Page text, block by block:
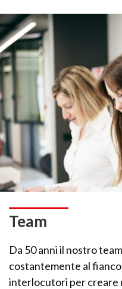
Team
Da 50 anni il nostro
costantemente al
interlocutori per creare